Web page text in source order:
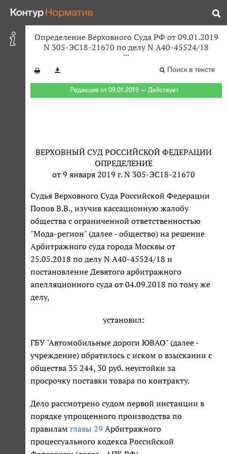
Определение Верховного Суда РФ от 09.01.2019
N 305-ЭС18-21670 по делу N А40-45524/18
Поиск в тексте
Редакция от 09.01.2019 — Действует
ВЕРХОВНЫЙ СУД РОССИЙСКОЙ ФЕДЕРАЦИИ
ОПРЕДЕЛЕНИЕ
от 9 января 2019 г. N 305-ЭС18-21670
Судья Верховного Суда Российской Федерации
Попов В.В., изучив кассационную жалобу
общества с ограниченной ответственностью
"Мода-регион" (далее - общество) на решение
Арбитражного суда города Москвы от
25.05.2018 по делу N А40-45524/18 и
постановление Девятого арбитражного
апелляционного суда от 04.09.2018 по тому же
делу,
установил:
ГБУ "Автомобильные дороги ЮВАО" (далее -
учреждение) обратилось с иском о взыскании с
общества 35 244, 30 руб. неустойки за
просрочку поставки товара по контракту.
Дело рассмотрено судом первой инстанции в
порядке упрощенного производства по
правилам главы 29 Арбитражного
процессуального кодекса Российской